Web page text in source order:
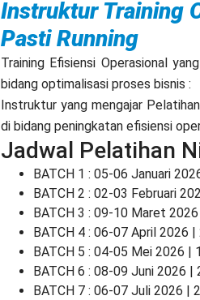
Instruktur Training
Pasti Running
Training Efisiensi Operasional
bidang optimalisasi proses bisnis :
Instruktur yang mengajar
di bidang peningkatan efisiensi
Jadwal Pelatihan
BATCH 1 : 05-06 Januari
BATCH 2 : 02-03 Februari
BATCH 3 : 09-10 Maret
BATCH 4 : 06-07 April 2026
BATCH 5 : 04-05 Mei 2026 |
BATCH 6 : 08-09 Juni 2026 |
BATCH 7 : 06-07 Juli 2026 |